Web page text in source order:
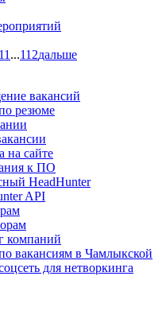
11 ...112дальше
вакансий
резюме
на сайте
к ПО
HeadHunter
API
компаний
вакансиям в Чамлыкской
для нетворкинга